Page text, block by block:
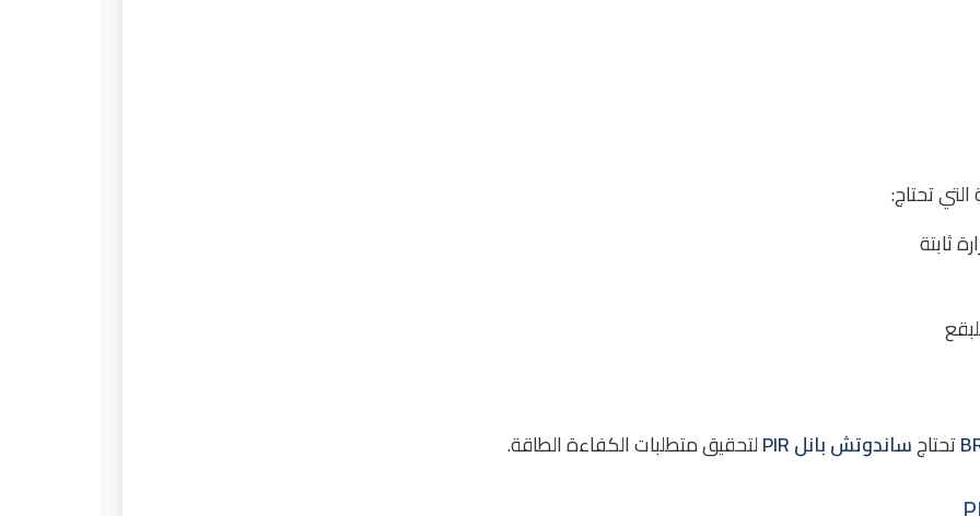
تحتاج:
ثابتة
تحتاجساندوتش بانل PIR لتحقيق متطلبات الكفاءة الطاقة.